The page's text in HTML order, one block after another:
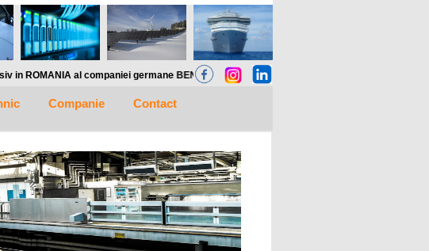
al companiei germane BENDER Gmbh, va pune la dispozitie SOLUTII complete
Companie Contact